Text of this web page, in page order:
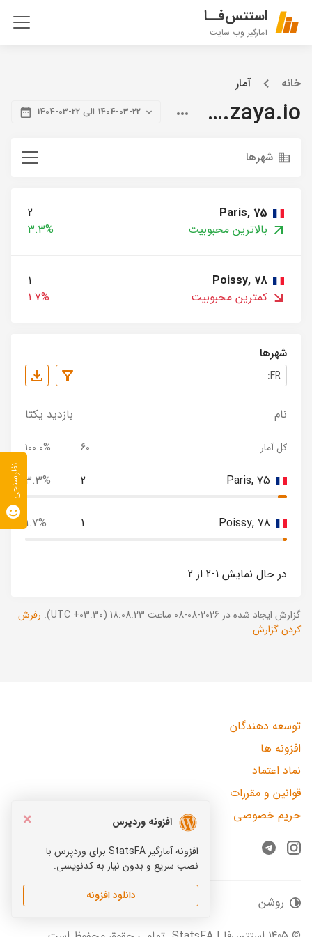
استتس‌فــا
آمارگیر وب سایت
خانه آمار
blog.zaya.io 1404-03-22 الی 22-03-1404
شهرها
Paris, 75
2
بالاترین محبوبیت
3.3%
Poissy, 78
1
کمترین محبوبیت
1.7%
شهرها
نام بازدید یکتا
کل آمار 60
100.0%
Paris, 75
2
3.3%
Poissy, 78
1
1.7%
در حال نمایش 1-2 از 2
گزارش ایجاد شده در 2026-08-08 ساعت 18:08:23 (UTC +03:30).
رفرش
کردن گزارش
×
افزونه وردپرس
افزونه آمارگیر StatsFA برای وردپرس با
نصب سریع و بدون نیاز به کدنویسی.
دانلود افزونه
توسعه دهندگان
افزونه ها
نماد اعتماد
قوانین و مقررات
حریم خصوصی
Instagram
Telegram
روشن
نظرسنجی